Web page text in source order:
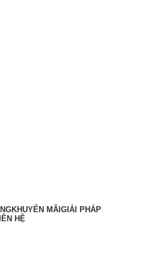
KHUYẾN MÃIGIẢI PHÁP
HỆ